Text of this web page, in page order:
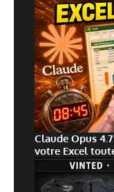
Claude Opus
votre Excel